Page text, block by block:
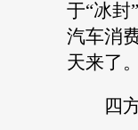
于“冰封
汽车消
天来了
四方